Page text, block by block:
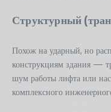
Структурный
Похож на ударный, но
конструкциям здания —
шум работы лифта или
комплексного